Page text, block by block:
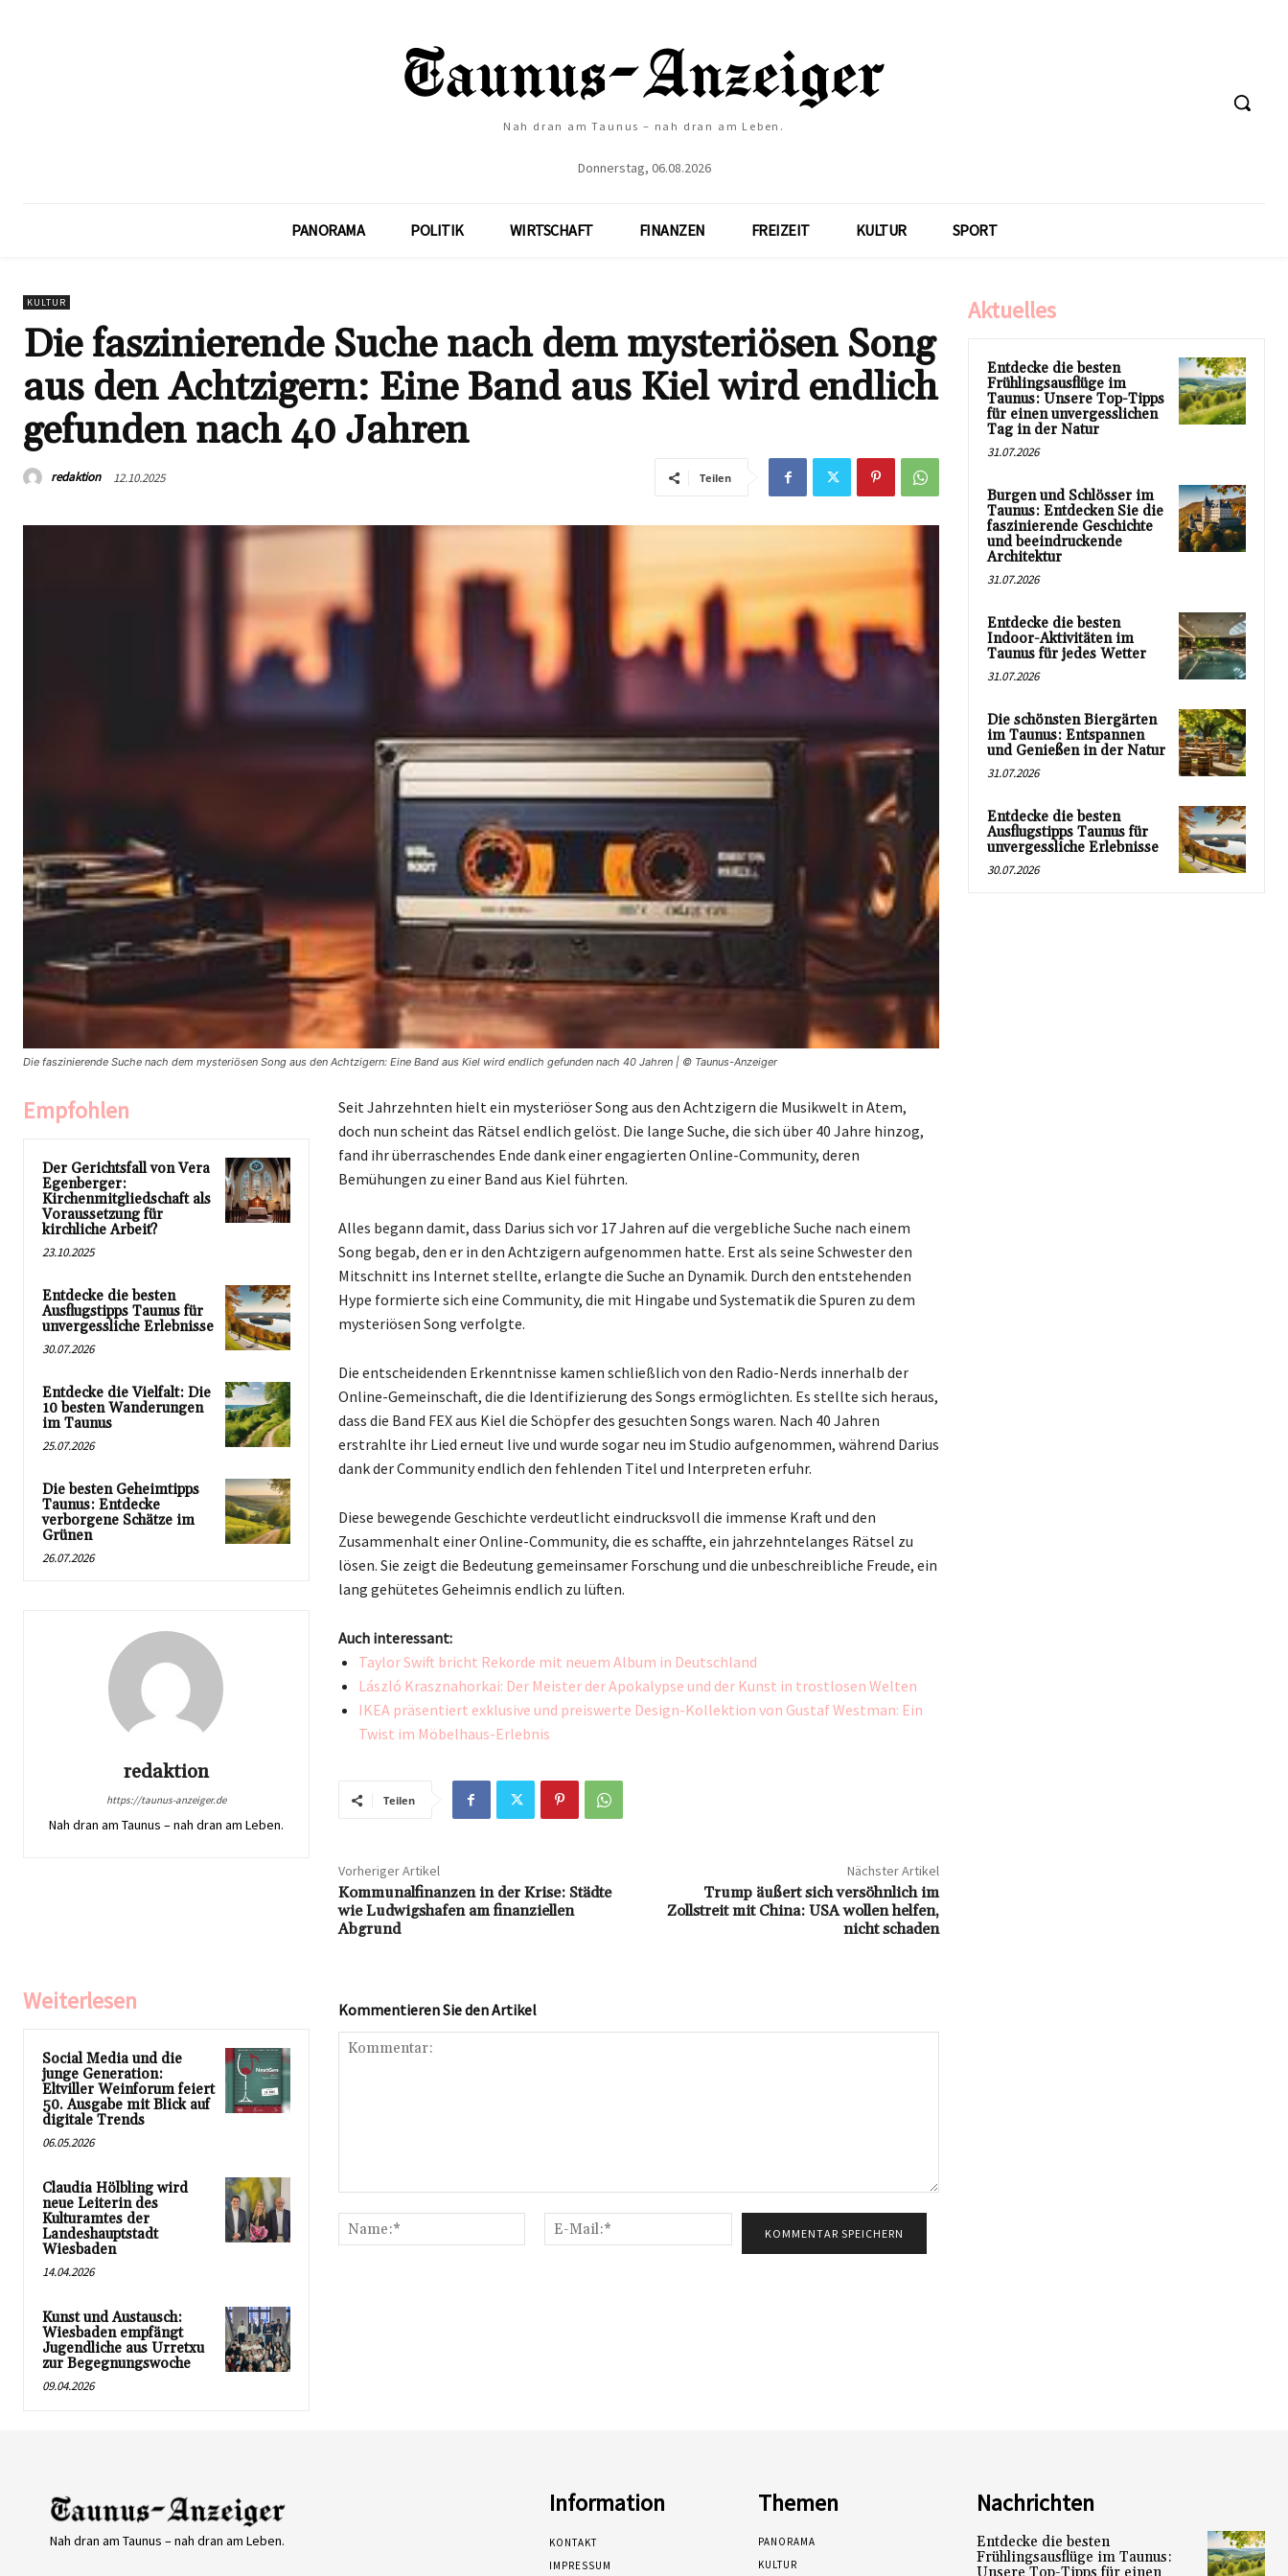
Nah dran am Taunus – nah dran am Leben.
Donnerstag, 06.08.2026
PANORAMA POLITIK WIRTSCHAFT FINANZEN FREIZEIT KULTUR SPORT
KULTUR
Die faszinierende Suche nach dem mysteriösen Song
aus den Achtzigern: Eine Band aus Kiel wird endlich
gefunden nach 40 Jahren
redaktion 12.10.2025 Teilen
Die faszinierende Suche nach dem mysteriösen Song aus den Achtzigern: Eine Band aus Kiel wird endlich gefunden nach 40 Jahren | © Taunus-Anzeiger
Empfohlen
Der Gerichtsfall von Vera
Egenberger:
Kirchenmitgliedschaft als
Voraussetzung für
kirchliche Arbeit?
23.10.2025
Entdecke die besten
Ausflugstipps Taunus für
unvergessliche Erlebnisse
30.07.2026
Entdecke die Vielfalt: Die
10 besten Wanderungen
im Taunus
25.07.2026
Die besten Geheimtipps
Taunus: Entdecke
verborgene Schätze im
Grünen
26.07.2026
redaktion
https://taunus-anzeiger.de
Nah dran am Taunus – nah dran am Leben.
Seit Jahrzehnten hielt ein mysteriöser Song aus den Achtzigern die Musikwelt in Atem,
doch nun scheint das Rätsel endlich gelöst. Die lange Suche, die sich über 40 Jahre hinzog,
fand ihr überraschendes Ende dank einer engagierten Online-Community, deren
Bemühungen zu einer Band aus Kiel führten.
Alles begann damit, dass Darius sich vor 17 Jahren auf die vergebliche Suche nach einem
Song begab, den er in den Achtzigern aufgenommen hatte. Erst als seine Schwester den
Mitschnitt ins Internet stellte, erlangte die Suche an Dynamik. Durch den entstehenden
Hype formierte sich eine Community, die mit Hingabe und Systematik die Spuren zu dem
mysteriösen Song verfolgte.
Die entscheidenden Erkenntnisse kamen schließlich von den Radio-Nerds innerhalb der
Online-Gemeinschaft, die die Identifizierung des Songs ermöglichten. Es stellte sich heraus,
dass die Band FEX aus Kiel die Schöpfer des gesuchten Songs waren. Nach 40 Jahren
erstrahlte ihr Lied erneut live und wurde sogar neu im Studio aufgenommen, während Darius
dank der Community endlich den fehlenden Titel und Interpreten erfuhr.
Diese bewegende Geschichte verdeutlicht eindrucksvoll die immense Kraft und den
Zusammenhalt einer Online-Community, die es schaffte, ein jahrzehntelanges Rätsel zu
lösen. Sie zeigt die Bedeutung gemeinsamer Forschung und die unbeschreibliche Freude, ein
lang gehütetes Geheimnis endlich zu lüften.
Auch interessant:
Taylor Swift bricht Rekorde mit neuem Album in Deutschland
László Krasznahorkai: Der Meister der Apokalypse und der Kunst in trostlosen Welten
IKEA präsentiert exklusive und preiswerte Design-Kollektion von Gustaf Westman: Ein
Twist im Möbelhaus-Erlebnis
Teilen
Vorheriger Artikel
Kommunalfinanzen in der Krise: Städte
wie Ludwigshafen am finanziellen
Abgrund
Nächster Artikel
Trump äußert sich versöhnlich im
Zollstreit mit China: USA wollen helfen,
nicht schaden
Weiterlesen
Social Media und die
junge Generation:
Eltviller Weinforum feiert
50. Ausgabe mit Blick auf
digitale Trends
06.05.2026
Claudia Hölbling wird
neue Leiterin des
Kulturamtes der
Landeshauptstadt
Wiesbaden
14.04.2026
Kunst und Austausch:
Wiesbaden empfängt
Jugendliche aus Urretxu
zur Begegnungswoche
09.04.2026
Kommentieren Sie den Artikel
Name:*
Mail:*
Aktuelles
Entdecke die besten
Frühlingsausflüge im
Taunus: Unsere Top-Tipps
für einen unvergesslichen
Tag in der Natur
31.07.2026
Burgen und Schlösser im
Taunus: Entdecken Sie die
faszinierende Geschichte
und beeindruckende
Architektur
31.07.2026
Entdecke die besten
Indoor-Aktivitäten im
Taunus für jedes Wetter
31.07.2026
Die schönsten Biergärten
im Taunus: Entspannen
und Genießen in der Natur
31.07.2026
Entdecke die besten
Ausflugstipps Taunus für
unvergessliche Erlebnisse
30.07.2026
Nah dran am Taunus – nah dran am Leben.
Information
KONTAKT
IMPRESSUM
Themen
PANORAMA
KULTUR
Nachrichten
Entdecke die besten
Frühlingsausflüge im Taunus: